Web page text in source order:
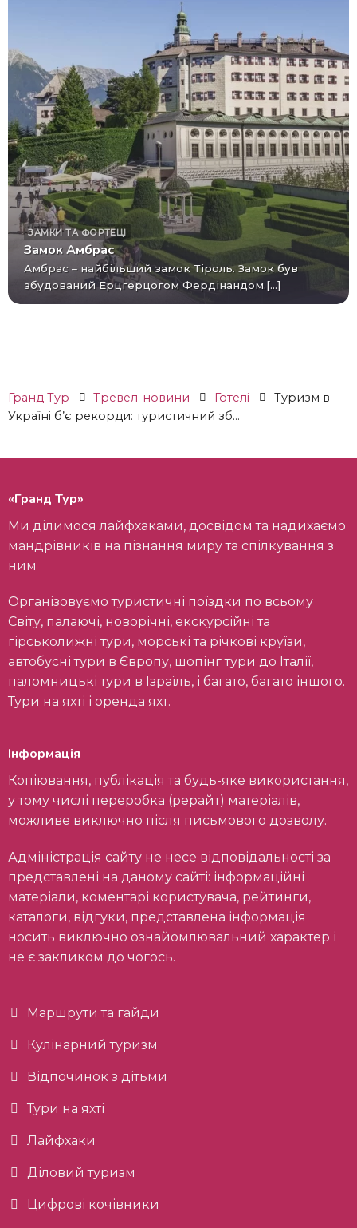
ЗАМКИ ТА ФОРТЕЦІ
Замок Амбрас
Амбрас – найбільший замок Тіроль. Замок був
збудований Ерцгерцогом Фердінандом.[...]
Гранд Тур Тревел-новини Готелі
Туризм в
Україні б’є рекорди: туристичний зб...
«Гранд Тур»
Ми ділимося лайфхаками, досвідом та надихаємо
мандрівників на пізнання миру та спілкування з
ним
Організовуємо туристичні поїздки по всьому
Світу, палаючі, новорічні, екскурсійні та
гірськолижні тури, морські та річкові круїзи,
автобусні тури в Європу, шопінг тури до Італії,
паломницькі тури в Ізраїль, і багато, багато іншого.
Тури на яхті і оренда яхт.
Інформація
Копіювання, публікація та будь-яке використання,
у тому числі переробка (рерайт) матеріалів,
можливе виключно після письмового дозволу.
Адміністрація сайту не несе відповідальності за
представлені на даному сайті: інформаційні
матеріали, коментарі користувача, рейтинги,
каталоги, відгуки, представлена інформація
носить виключно ознайомлювальний характер і
не є закликом до чогось.
Маршрути та гайди
Кулінарний туризм
Відпочинок з дітьми
Тури на яхті
Лайфхаки
Діловий туризм
Цифрові кочівники